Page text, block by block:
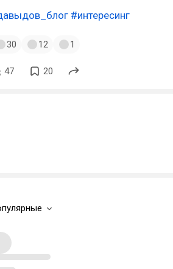
#интересинг
30 12 1
47 20